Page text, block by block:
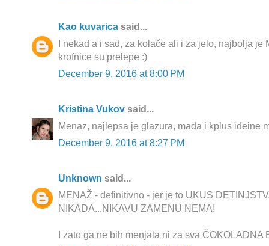
Kao kuvarica said...
I nekad a i sad, za kolače ali i za jelo, najbolja je
krofnice su prelepe :)
December 9, 2016 at 8:00 PM
Kristina Vukov said...
Menaz, najlepsa je glazura, mada i kplus ideine
December 9, 2016 at 8:27 PM
Unknown said...
MENAŽ - definitivno - jer je to UKUS
NIKADA...NIKAVU ZAMENU NEMA!
I zato ga ne bih menjala ni za sva ČOKOLADNA